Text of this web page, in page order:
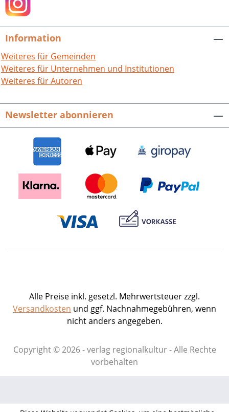
Information
Weiteres für Gemeinden
Weiteres für Unternehmen und Institutionen
Weiteres für Autoren
Newsletter abonnieren
Alle Preise inkl. gesetzl. Mehrwertsteuer zzgl.
Versandkosten und ggf. Nachnahmegebühren, wenn
nicht anders angegeben.
Copyright © 2026 - verlag regionalkultur - Alle Rechte
vorbehalten